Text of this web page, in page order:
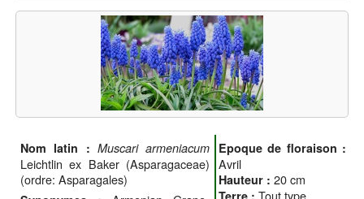
Nom latin : Muscari armeniacum
Leichtlin ex Baker (Asparagaceae)
(ordre: Asparagales)
Epoque de floraison :
Avril
Hauteur : 20 cm
Terre : Tout type